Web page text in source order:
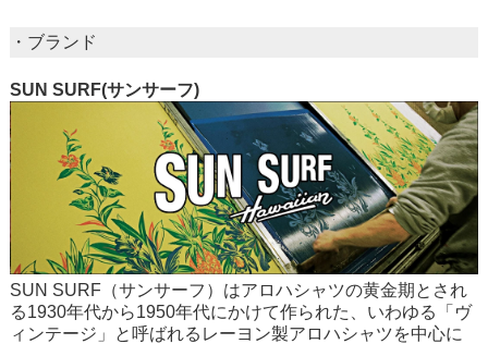
・ブランド
SUN SURF(サンサーフ)
SUN SURF（サンサーフ）はアロハシャツの黄金期とされ
る1930年代から1950年代にかけて作られた、いわゆる「ヴ
ィンテージ」と呼ばれるレーヨン製アロハシャツを中心に